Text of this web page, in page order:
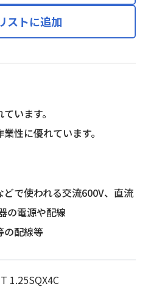
ストに追加
います。
性に優れています。
で使われる交流600V、直流
の電源や配線
配線等
1.25SQX4C